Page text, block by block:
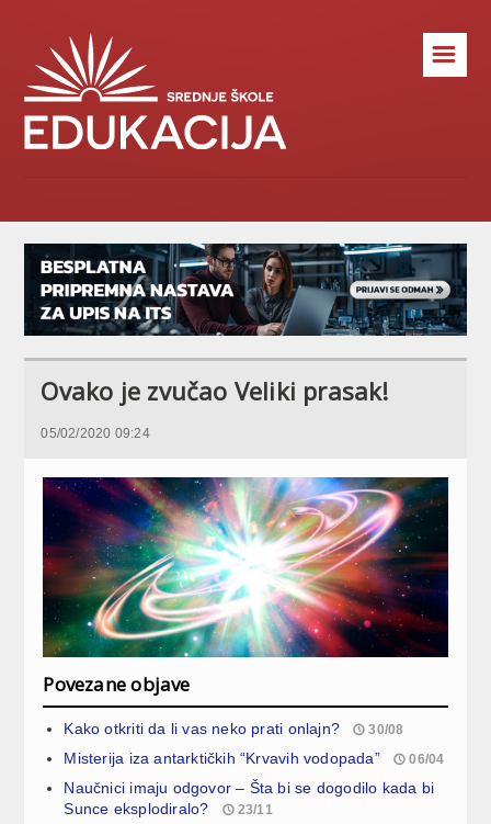
☰
Ovako je zvučao Veliki prasak!
05/02/2020 09:24
Povezane objave
Kako otkriti da li vas neko prati onlajn? 30/08
Misterija iza antarktičkih “Krvavih vodopada” 06/04
Naučnici imaju odgovor – Šta bi se dogodilo kada bi
Sunce eksplodiralo?
23/11